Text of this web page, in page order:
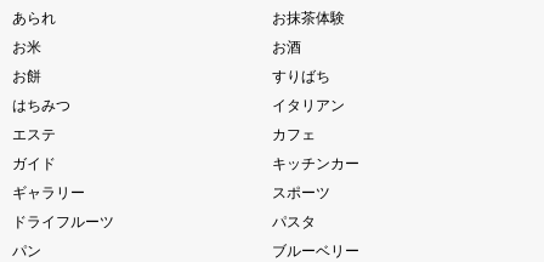
あられ
お抹茶体験
お米
お酒
お餅
すりばち
はちみつ
イタリアン
エステ
カフェ
ガイド
キッチンカー
ギャラリー
スポーツ
ドライフルーツ
パスタ
パン
ブルーベリー